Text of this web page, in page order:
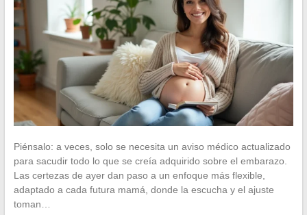
Piénsalo: a veces, solo se necesita un aviso médico actualizado
para sacudir todo lo que se creía adquirido sobre el embarazo.
Las certezas de ayer dan paso a un enfoque más flexible,
adaptado a cada futura mamá, donde la escucha y el ajuste
toman…